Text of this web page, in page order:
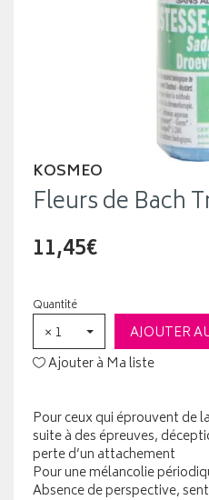
KOSMEO
Fleurs de Bach
11,45€
Quantité
× 1
AJOUTER
Ajouter à Ma liste
Pour ceux qui éprouvent de
suite à des épreuves,
perte d’un attachement
Pour une mélancolie
Absence de perspective,